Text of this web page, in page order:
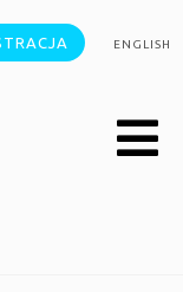
ENGLISH